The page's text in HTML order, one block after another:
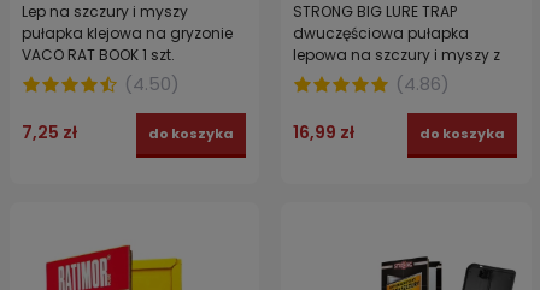
Lep na szczury i myszy
pułapka klejowa na gryzonie
VACO RAT BOOK 1 szt.
(4.50)
7,25 zł do koszyka
STRONG BIG LURE TRAP
dwuczęściowa pułapka
lepowa na szczury i myszy z
atraktantem 2 szt.
(4.86)
16,99 zł do koszyka